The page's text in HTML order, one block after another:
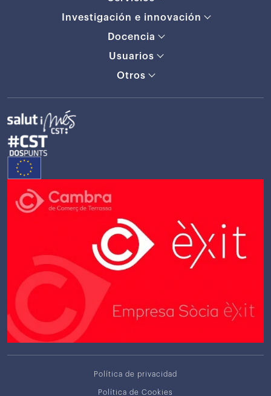
Investigación e innovación
Docencia
Usuarios
Otros
Política de privacidad
Política de Cookies